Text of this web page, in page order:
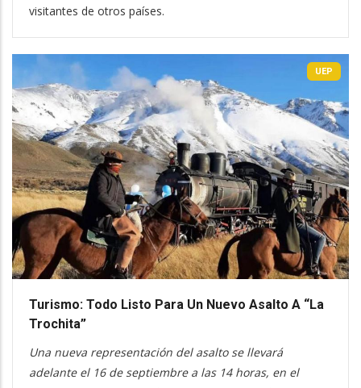
visitantes de otros países.
UEP
Turismo: Todo Listo Para Un Nuevo Asalto A “La
Trochita”
Una nueva representación del asalto se llevará
adelante el 16 de septiembre a las 14 horas, en el